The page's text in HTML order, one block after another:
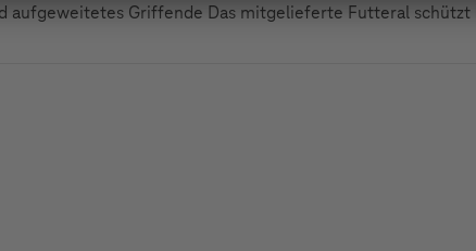
aufgeweitetes Griffende Das mitgelieferte Futteral schützt